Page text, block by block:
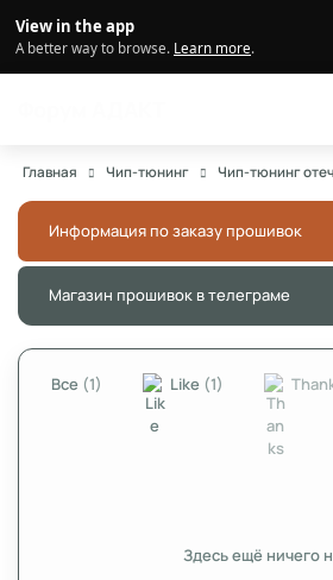
View in the app
A better way to browse. Learn more.
Главная Чип-тюнинг Чип-тюнинг
Информация по заказу прошивок
Магазин прошивок в телеграме
Все (1) Like (1)
Здесь ещё ничего